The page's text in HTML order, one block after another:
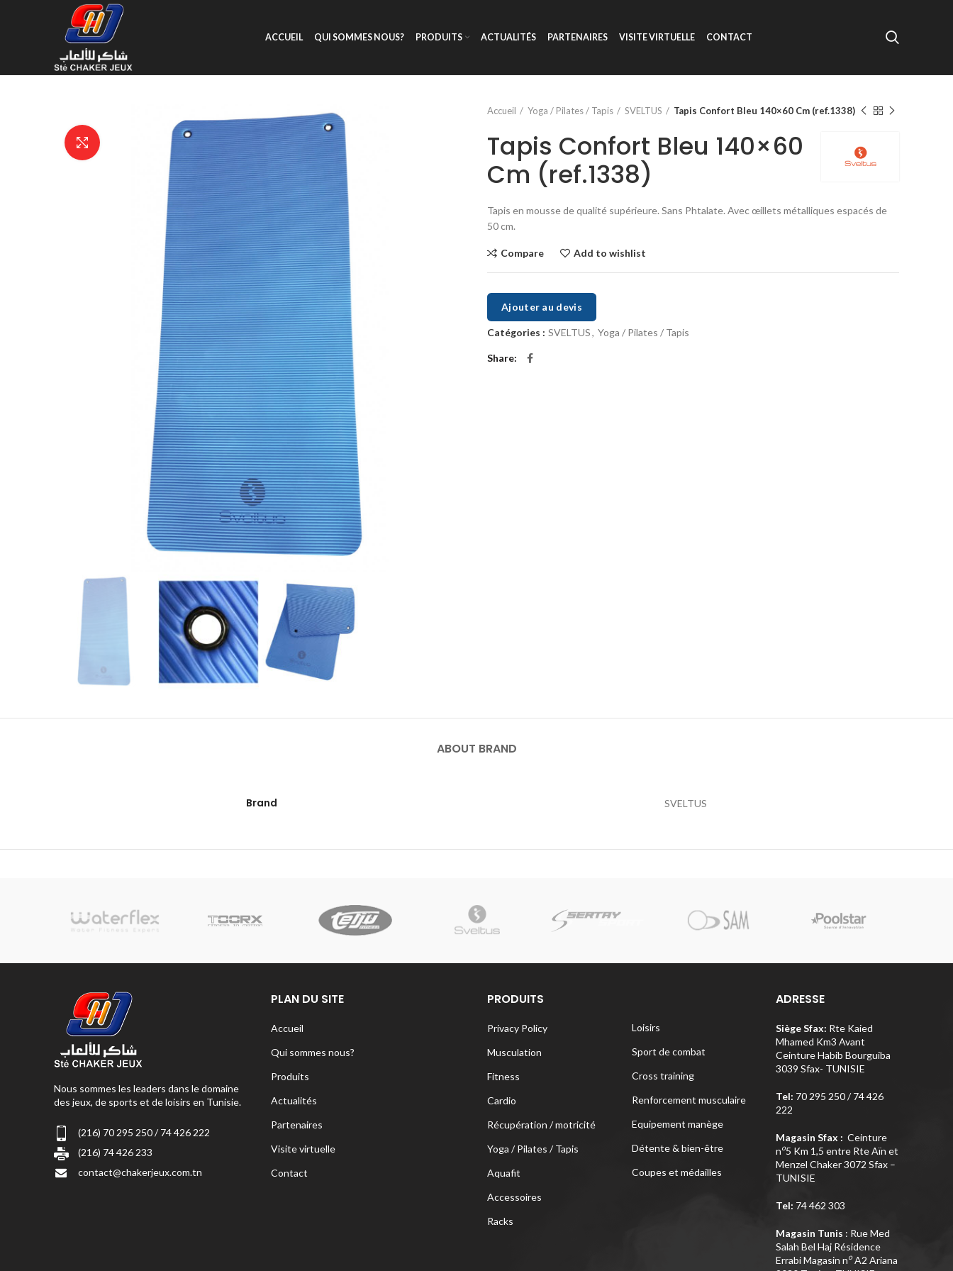
ACCUEIL QUI SOMMES NOUS? PRODUITS ACTUALITÉS PARTENAIRES VISITE VIRTUELLE CONTACT
Accueil Yoga / Pilates / Tapis SVELTUS Tapis Confort Bleu 140×60 Cm (ref.1338)
Tapis Confort Bleu 140×60
Cm (ref.1338)
Tapis en mousse de qualité supérieure. Sans Phtalate. Avec œillets métalliques espacés de
50 cm.
Compare Add to wishlist
Ajouter au devis
Catégories : SVELTUS, Yoga / Pilates / Tapis
Share
ABOUT BRAND
Brand SVELTUS
Nous sommes les leaders dans le domaine
des jeux, de sports et de loisirs en Tunisie.
(216) 70 295 250 / 74 426 222
(216) 74 426 233
contact@chakerjeux.com.tn
PLAN DU SITE
Accueil
Qui sommes nous?
Produits
Actualités
Partenaires
Visite virtuelle
Contact
PRODUITS
Privacy Policy
Musculation
Fitness
Cardio
Récupération / motricité
Yoga / Pilates / Tapis
Aquafit
Accessoires
Racks
Loisirs
Sport de combat
Cross training
Renforcement musculaire
Equipement manège
Détente & bien-être
Coupes et médailles
ADRESSE
Siège Sfax: Rte Kaied
Mhamed Km3 Avant
Ceinture Habib Bourguiba
3039 Sfax- TUNISIE
Tel: 70 295 250 / 74 426
222
Magasin Sfax : Ceinture
no5 Km 1,5 entre Rte Aïn et
Menzel Chaker 3072 Sfax –
TUNISIE
Tel: 74 462 303
Magasin Tunis : Rue Med
Salah Bel Haj Résidence
Errabi Magasin noA2 Ariana